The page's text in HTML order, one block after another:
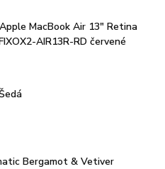
MacBook Air 13" Retina
AIR13R-RD červené
Bergamot & Vetiver